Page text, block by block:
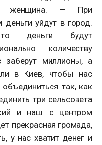
женщина. — При
уйдут в город.
деньги будут
количеству
заберут миллионы, а
в Киев, чтобы нас
так, как
три сельсовета
и наш с центром
прекрасная громада,
у нас хватит денег и